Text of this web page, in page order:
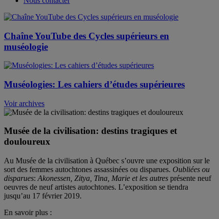
Chaîne YouTube des Cycles supérieurs en
muséologie
Muséologies: Les cahiers d’études supérieures
Voir archives
Musée de la civilisation: destins tragiques et
douloureux
Au Musée de la civilisation à Québec s’ouvre une exposition sur le
sort des femmes autochtones assassinées ou disparues. Oubliées ou
disparues: Akonessen, Zitya, Tina, Marie et les autres présente neuf
oeuvres de neuf artistes autochtones. L’exposition se tiendra
jusqu’au 17 février 2019.
En savoir plus :